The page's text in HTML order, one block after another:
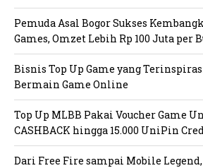
Pemuda Asal Bogor Sukses
Games, Omzet Lebih Rp 100 Juta per
Bisnis Top Up Game yang
Bermain Game Online
Top Up MLBB Pakai Voucher Game
CASHBACK hingga 15.000 UniPin
Dari Free Fire sampai Mobile